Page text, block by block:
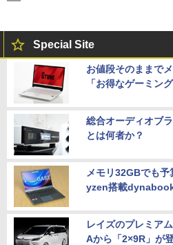
Special Site
お値段そのままで
「お得なゲーミン
総合オーディオブ
とは何者か？
メモリ32GBでも
yzen搭載
レイズのプレミア
Aから「2×9R」が